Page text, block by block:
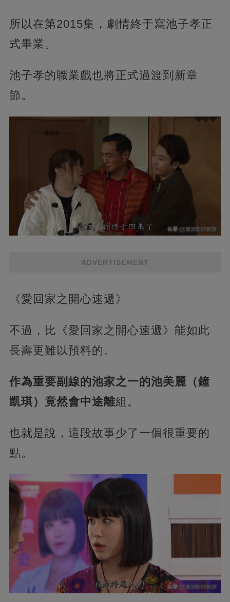
所以在第2015集，劇情終于寫池子孝正
式畢業。
池子孝的職業戲也將正式過渡到新章
節。
ADVERTISEMENT
《愛回家之開心速遞》
不過，比《愛回家之開心速遞》能如此
長壽更難以預料的。
作為重要副線的池家之一的池美麗（鐘
凱琪）竟然會中途離組。
也就是說，這段故事少了一個很重要的
點。